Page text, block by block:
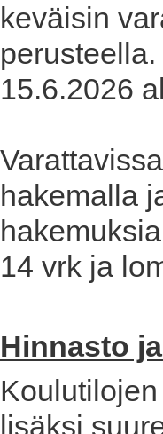
keväisin
15.6.2026
hakemalla
14 vrk ja
Hinnasto
lisäksi